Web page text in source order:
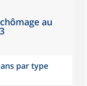
au
par type